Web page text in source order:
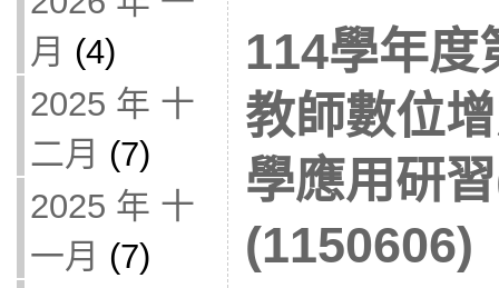
月 (4)
2025 年 十
二月 (7)
2025 年 十
一月 (7)
114學年度
教師數位
學應用研
(1150606)